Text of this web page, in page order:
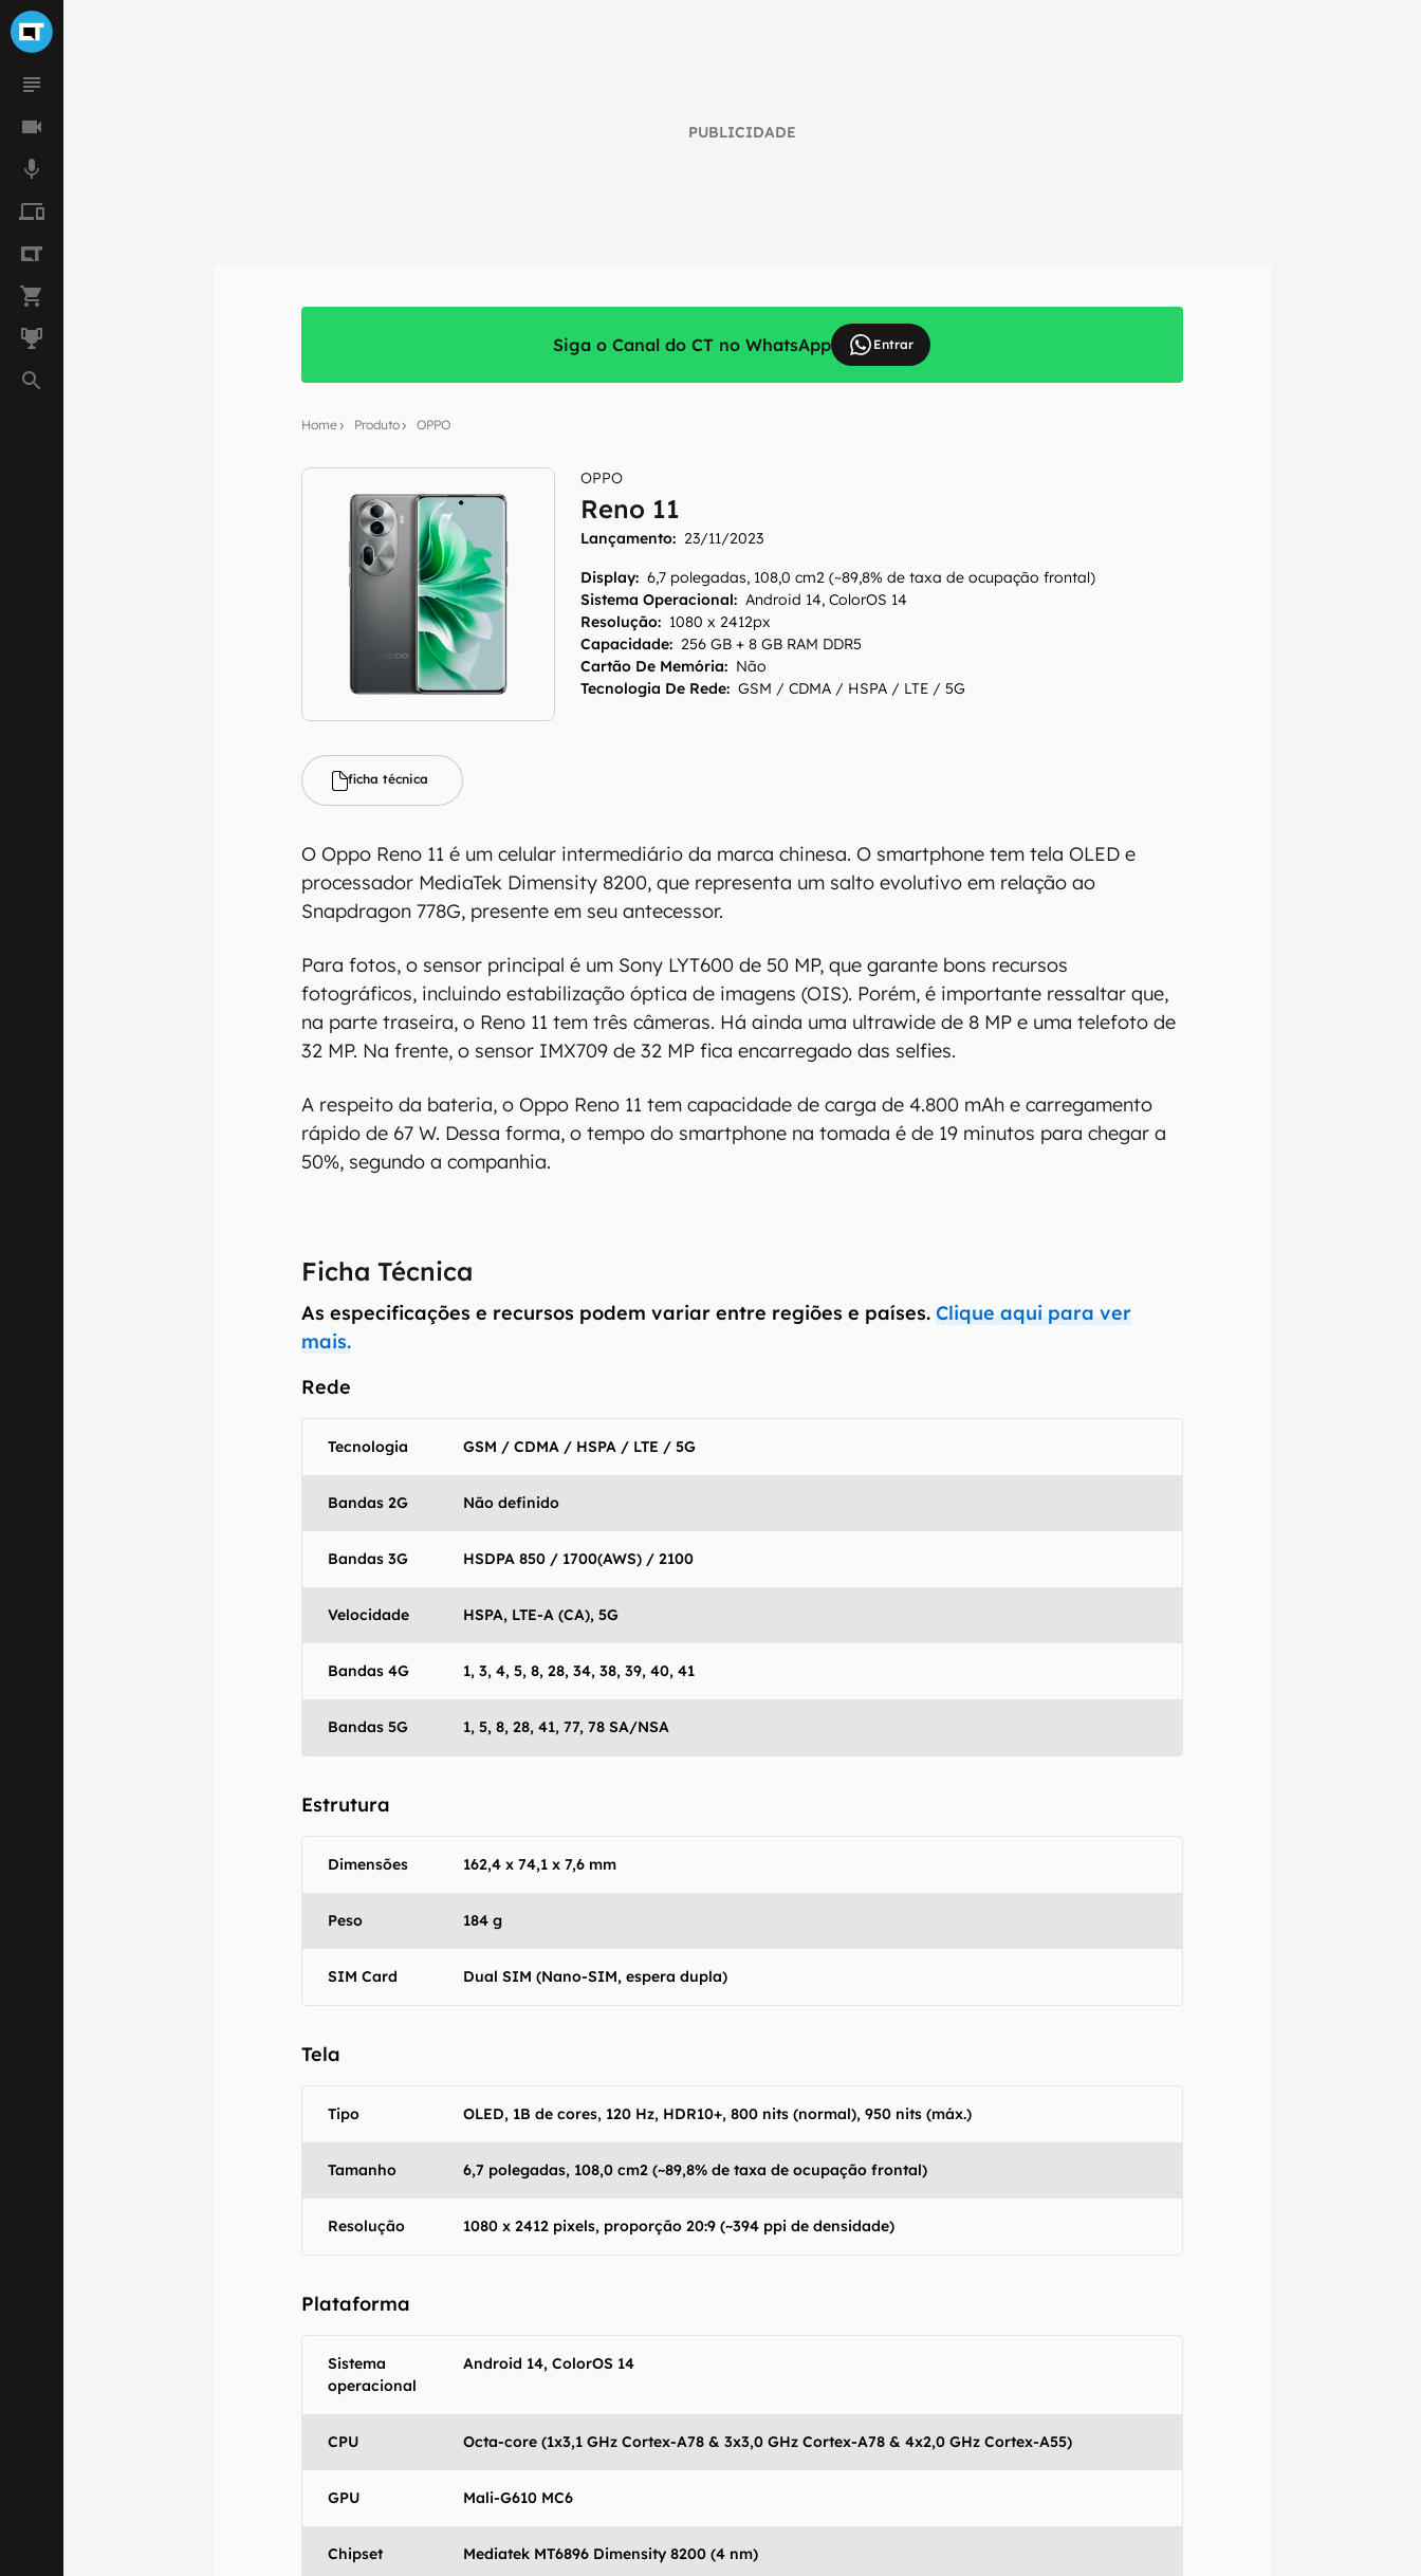
PUBLICIDADE
Siga o Canal do CT no WhatsApp Entrar
Home Produto OPPO
OPPO
Reno 11
Lançamento: 23/11/2023
Display: 6,7 polegadas, 108,0 cm2 (~89,8% de taxa de ocupação frontal)
Sistema Operacional: Android 14, ColorOS 14
Resolução: 1080 x 2412px
Capacidade: 256 GB + 8 GB RAM DDR5
Cartão De Memória: Não
Tecnologia De Rede: GSM / CDMA / HSPA / LTE / 5G
ficha técnica
O Oppo Reno 11 é um celular intermediário da marca chinesa. O smartphone tem tela OLED e
processador MediaTek Dimensity 8200, que representa um salto evolutivo em relação ao
Snapdragon 778G, presente em seu antecessor.
Para fotos, o sensor principal é um Sony LYT600 de 50 MP, que garante bons recursos
fotográficos, incluindo estabilização óptica de imagens (OIS). Porém, é importante ressaltar que,
na parte traseira, o Reno 11 tem três câmeras. Há ainda uma ultrawide de 8 MP e uma telefoto de
32 MP. Na frente, o sensor IMX709 de 32 MP fica encarregado das selfies.
A respeito da bateria, o Oppo Reno 11 tem capacidade de carga de 4.800 mAh e carregamento
rápido de 67 W. Dessa forma, o tempo do smartphone na tomada é de 19 minutos para chegar a
50%, segundo a companhia.
Ficha Técnica
As especificações e recursos podem variar entre regiões e países. Clique aqui para ver
mais.
Rede
Tecnologia GSM / CDMA / HSPA / LTE / 5G
Bandas 2G Não definido
Bandas 3G HSDPA 850 / 1700(AWS) / 2100
Velocidade HSPA, LTE-A (CA), 5G
Bandas 4G 1, 3, 4, 5, 8, 28, 34, 38, 39, 40, 41
Bandas 5G 1, 5, 8, 28, 41, 77, 78 SA/NSA
Estrutura
Dimensões 162,4 x 74,1 x 7,6 mm
Peso 184 g
SIM Card Dual SIM (Nano-SIM, espera dupla)
Tela
Tipo OLED, 1B de cores, 120 Hz, HDR10+, 800 nits (normal), 950 nits (máx.)
Tamanho 6,7 polegadas, 108,0 cm2 (~89,8% de taxa de ocupação frontal)
Resolução 1080 x 2412 pixels, proporção 20:9 (~394 ppi de densidade)
Plataforma
Sistema
operacional
Android 14, ColorOS 14
CPU Octa-core (1x3,1 GHz Cortex-A78 & 3x3,0 GHz Cortex-A78 & 4x2,0 GHz Cortex-A55)
GPU Mali-G610 MC6
Chipset Mediatek MT6896 Dimensity 8200 (4 nm)
especificações e recursos podem variar entre regiões e países. Portanto,
Aviso legal: O Canaltech não se responsabiliza por quaisquer erros ou omissões, ou
fornecidas "como estão", sem qualquer garantia de precisão, detalhes, variações ou